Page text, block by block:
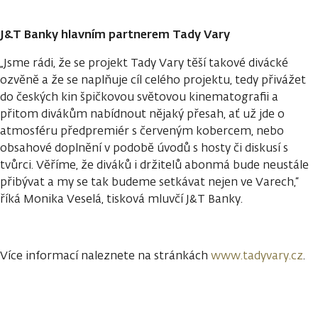
J&T Banky hlavním partnerem Tady Vary
„Jsme rádi, že se projekt Tady Vary těší takové divácké
ozvěně a že se naplňuje cíl celého projektu, tedy přivážet
do českých kin špičkovou světovou kinematografii a
přitom divákům nabídnout nějaký přesah, ať už jde o
atmosféru předpremiér s červeným kobercem, nebo
obsahové doplnění v podobě úvodů s hosty či diskusí s
tvůrci. Věříme, že diváků i držitelů abonmá bude neustále
přibývat a my se tak budeme setkávat nejen ve Varech,“
říká Monika Veselá, tisková mluvčí J&T Banky.
Více informací naleznete na stránkách www.tadyvary.cz.